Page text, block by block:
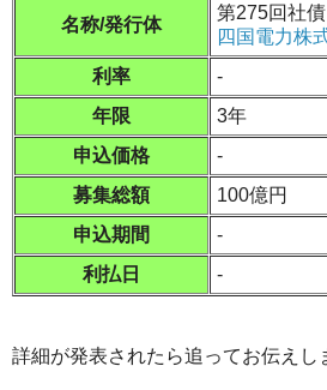
名称/発行体
第275回社債
四国電力株
利率
-
年限
3年
申込価格
-
募集総額
100億円
申込期間
-
利払日
-
詳細が発表されたら追ってお伝えし